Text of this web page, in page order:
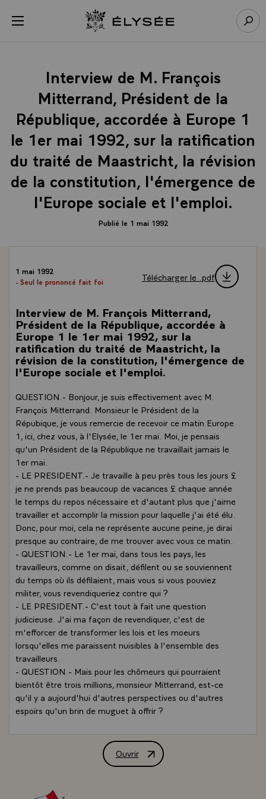
menu Retour à l’accueil Élysée
Interview de M. François
Mitterrand, Président de la
République, accordée à Europe 1
le 1er mai 1992, sur la ratification
du traité de Maastricht, la révision
de la constitution, l'émergence de
l'Europe sociale et l'emploi.
Publié le 1 mai 1992
1 mai 1992
- Seul le prononcé fait foi
Télécharger le .pdf
Interview de M. François Mitterrand,
Président de la République, accordée à
Europe 1 le 1er mai 1992, sur la
ratification du traité de Maastricht, la
révision de la constitution, l'émergence de
l'Europe sociale et l'emploi.
QUESTION.- Bonjour, je suis effectivement avec M.
François Mitterrand. Monsieur le Président de la
Répubique, je vous remercie de recevoir ce matin Europe
1, ici, chez vous, à l'Elysée, le 1er mai. Moi, je pensais
qu'un Président de la République ne travaillait jamais le
1er mai.
- LE PRESIDENT.- Je travaille à peu près tous les jours £
je ne prends pas beaucoup de vacances £ chaque année
le temps du repos nécessaire et d'autant plus que j'aime
travailler et accomplir la mission pour laquelle j'ai été élu.
Donc, pour moi, cela ne représente aucune peine, je dirai
presque au contraire, de me trouver avec vous ce matin.
- QUESTION.- Le 1er mai, dans tous les pays, les
travailleurs, comme on disait, défilent ou se souviennent
du temps où ils défilaient, mais vous si vous pouviez
militer, vous revendiqueriez contre qui ?
- LE PRESIDENT.- C'est tout à fait une question
judicieuse. J'ai ma façon de revendiquer, c'est de
m'efforcer de transformer les lois et les moeurs
lorsqu'elles me paraissent nuisibles à l'ensemble des
travailleurs.
- QUESTION.- Mais pour les chômeurs qui pourraient
bientôt être trois millions, monsieur Mitterrand, est-ce
qu'il y a aujourd'hui d'autres perspectives ou d'autres
espoirs qu'un brin de muguet à offrir ?
pas les trois millions, mais pas loin, de telle sorte qu'on a
le droit de s'interroger sur cette perspective. Je pense
décrue, mais tout cela est de l'ordre de la supposition. On
Ouvrir
Interview de M. François Mitterrand,
Panneau de gestion des cookies